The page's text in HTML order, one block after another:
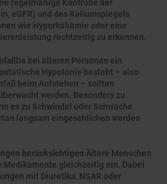
regelmäßige Kontrolle der
eGFR) und des Kaliumspiegels
wie Hyperkaliämie oder eine
rechtzeitig zu erkennen.
Da bei älteren Personen ein
Hypotonie besteht – also
beim Aufstehen – sollten
werden. Besonders zu
es zu Schwindel oder Schwäche
langsam eingeschlichen werden
berücksichtigen Ältere Menschen
Medikamente gleichzeitig ein. Dabei
mit Diuretika, NSAR oder